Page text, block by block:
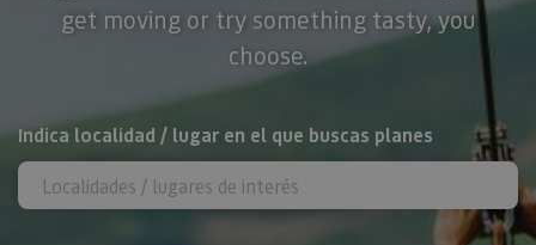
get moving or try something tasty, you
choose.
Search
Indica localidad / lugar en el que buscas planes